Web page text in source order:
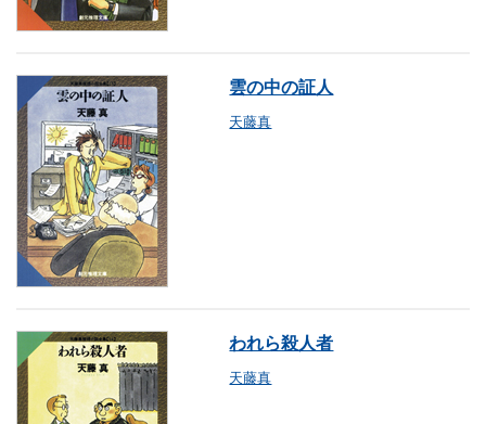
雲の中の証人
天藤真
われら殺人者
天藤真